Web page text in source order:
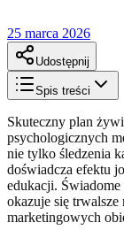
25 marca 2026
Udostępnij
Spis treści
Skuteczny plan
psychologicznych
nie tylko śledzenia
doświadcza efektu
edukacji. Świadome
okazuje się
marketingowych